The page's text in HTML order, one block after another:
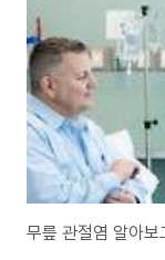
도내용물이 역류하여 식
통증, 설사 등이 나타날 수
무릎 관절염 알아보